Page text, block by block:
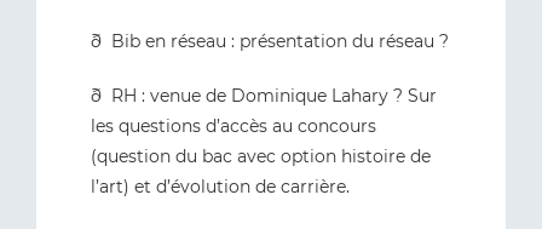
ð Bib en réseau : présentation du réseau ?
ð RH : venue de Dominique Lahary ? Sur
les questions d’accès au concours
(question du bac avec option histoire de
l’art) et d’évolution de carrière.